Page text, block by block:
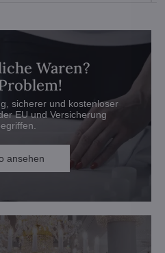
Waren?
sicherer und kostenloser
EU und Versicherung
ansehen